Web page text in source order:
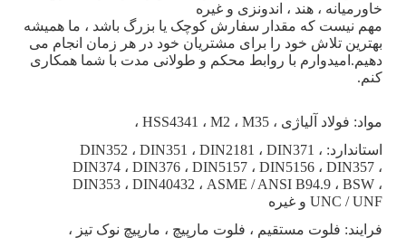
خاورمیانه ، هند ، اندونزی و غیره
مهم نیست که مقدار سفارش کوچک یا بزرگ باشد ، ما همیشه
بهترین تلاش خود را برای مشتریان خود در هر زمان انجام می
دهیم.امیدوارم با روابط محکم و طولانی مدت با شما همکاری
کنم.
مواد: فولاد آلیاژی ، HSS4341 ، M2 ، M35 ،
استاندارد: DIN352 ، DIN351 ، DIN2181 ، DIN371 ،
DIN374 ، DIN376 ، DIN5157 ، DIN5156 ، DIN357 ،
DIN353 ، DIN40432 ، ASME / ANSI B94.9 ، BSW ،
UNC / UNF و غیره
فرایند: فلوت مستقیم ، فلوت مارپیچ ، مارپیچ نوک تیز ،